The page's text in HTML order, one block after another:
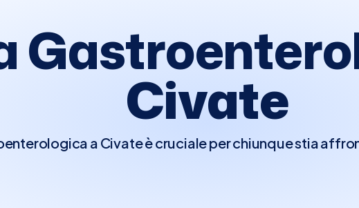
Civate
a Civate è cruciale per chiunque stia